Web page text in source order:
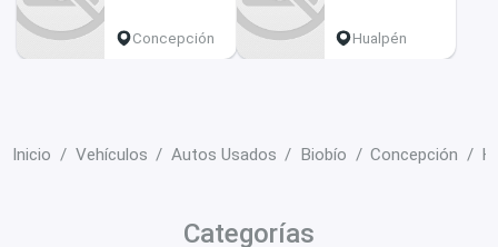
Concepción Hualpén
Inicio Vehículos Autos Usados Biobío Concepción
Categorías